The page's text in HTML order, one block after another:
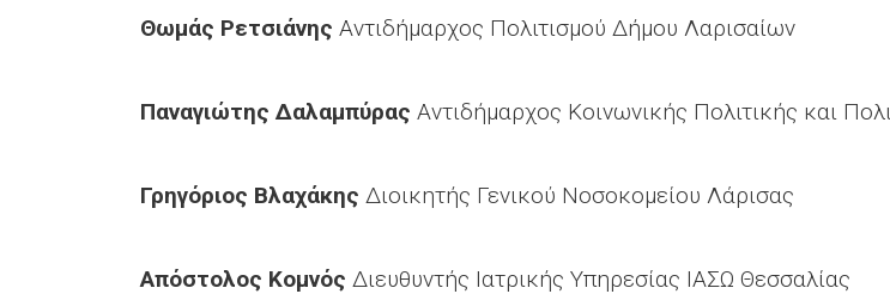
Θωμάς Ρετσιάνης Αντιδήμαρχος Πολιτισμού Δήμου Λαρισαίων
Παναγιώτης Δαλαμπύρας Αντιδήμαρχος Κοινωνικής Πολιτικής και
Γρηγόριος Βλαχάκης Διοικητής Γενικού Νοσοκομείου Λάρισας
Απόστολος Κομνός Διευθυντής Ιατρικής Υπηρεσίας ΙΑΣΩ Θεσσαλίας